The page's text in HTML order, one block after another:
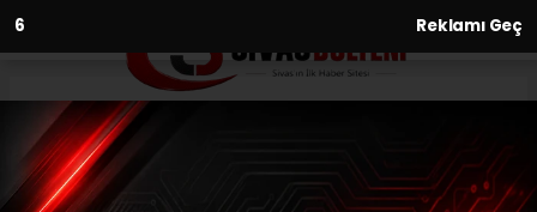
4 Reklamı Geç
Anasayfa Spor
Denizli’nin çocukları satrançta
Türkiye şampiyonu oldu